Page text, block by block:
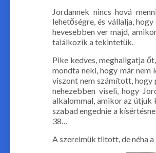
Jordannek nincs hová
lehetőségre, és vállalja,
hevesebben ver majd,
találkozik a tekintetük.
Pike kedves, meghallgatja
mondta neki, hogy már nem
viszont nem számított,
nehezebben viseli, hogy
alkalommal, amikor az útjuk
szabad engednie a
38…
A szerelmük tiltott, de néha